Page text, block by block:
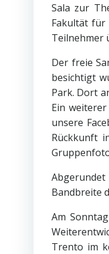
Sala zur
Fakultät für
Teilnehmer
Der freie
besichtigt
Park. Dort
Ein
unsere
Rückkunft
Bandbreite
Am
Trento im